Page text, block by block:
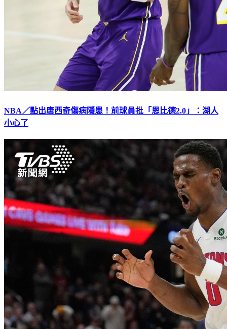
NBA／點出唐西奇傷病隱患！前球員批「恩比德2.0」：湖人
小心了